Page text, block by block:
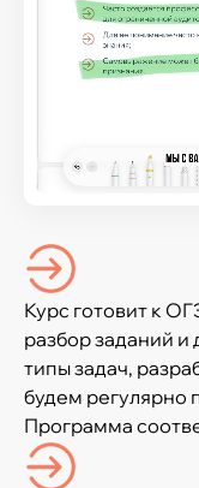
Курс готовит к
разбор заданий
типы задач,
будем регулярно
Программа